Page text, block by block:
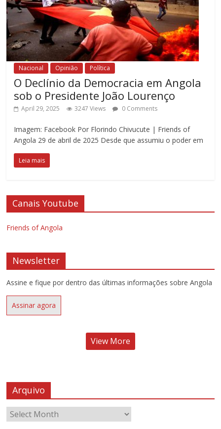
Nacional Opinião Política
O Declínio da Democracia em Angola
sob o Presidente João Lourenço
April 29, 2025 3247 Views 0 Comments
Imagem: Facebook Por Florindo Chivucute | Friends of
Angola 29 de abril de 2025 Desde que assumiu o poder em
Leia mais
Canais Youtube
Friends of Angola
Newsletter
Assine e fique por dentro das últimas informações sobre Angola
Assinar agora
View More
Arquivo